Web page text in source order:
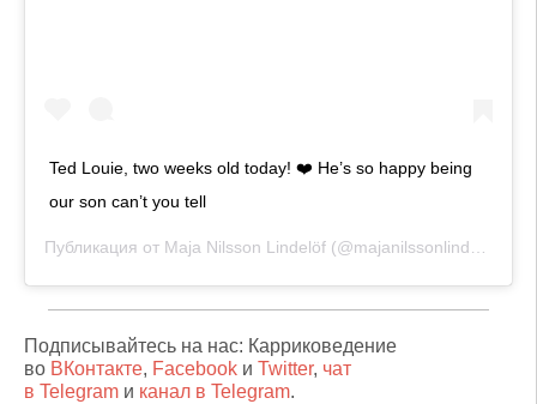
Ted Louie, two weeks old today! ❤️ He’s so happy being
our son can’t you tell
Публикация от Maja Nilsson Lindelöf (@majanilssonlindelof)
Подписывайтесь на нас: Карриковедение
во ВКонтакте, Facebook и Twitter, чат
в Telegram и канал в Telegram.